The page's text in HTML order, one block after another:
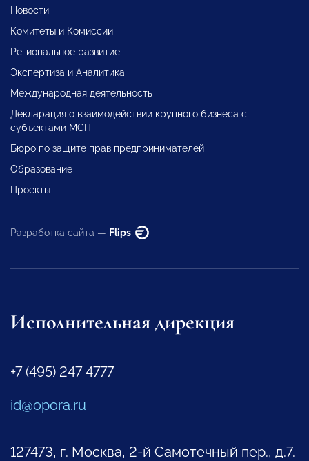
Новости
Комитеты и Комиссии
Региональное развитие
Экспертиза и Аналитика
Международная деятельность
Декларация о взаимодействии крупного бизнеса с
субъектами МСП
Бюро по защите прав предпринимателей
Образование
Проекты
Разработка сайта — Flips
Исполнительная дирекция
+7 (495) 247 4777
id@opora.ru
127473, г. Москва, 2-й Самотечный пер., д.7.